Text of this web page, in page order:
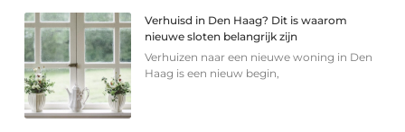
Verhuisd in Den Haag? Dit is waarom
nieuwe sloten belangrijk zijn
Verhuizen naar een nieuwe woning in Den
Haag is een nieuw begin,